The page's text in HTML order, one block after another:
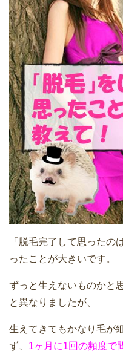
「脱毛完了して思ったの
ったことが大きいです。
ずっと生えないものかと
と異なりましたが、
生えてきてもかなり毛が
ず、 1ヶ月に1回の頻度で